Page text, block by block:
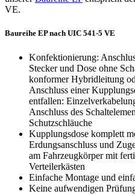
VE.
Baureihe EP nach UIC 541-5 VE
Konfektionierung:
Stecker und Dose ohne
konformer Hybridleitung
Anschluss einer
entfallen:
Anschluss des
Schutzschläuche
Kupplungsdose komplett
Erdungsanschluss und
am Fahrzeugkörper mit
Verteilerkästen
Einfache Montage und
Keine aufwendigen